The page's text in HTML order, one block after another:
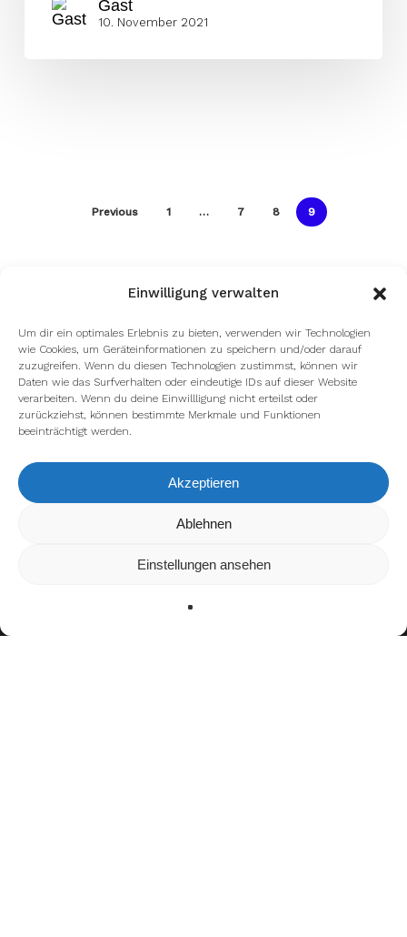
Einwilligung verwalten
Um dir ein optimales Erlebnis zu bieten, verwenden wir Technologien
wie Cookies, um Geräteinformationen zu speichern und/oder darauf
zuzugreifen. Wenn du diesen Technologien zustimmst, können wir
Daten wie das Surfverhalten oder eindeutige IDs auf dieser Website
verarbeiten. Wenn du deine Einwillligung nicht erteilst oder
zurückziehst, können bestimmte Merkmale und Funktionen
beeinträchtigt werden.
Akzeptieren
Ablehnen
Einstellungen ansehen
Gast
10. November 2021
Previous 1 … 7 8 9
Wir verwenden Cookies, um dir die bestmögliche Erfahrung auf
kannst du erfahren, welche Cookies wir
verwenden oder sie ausschalten.